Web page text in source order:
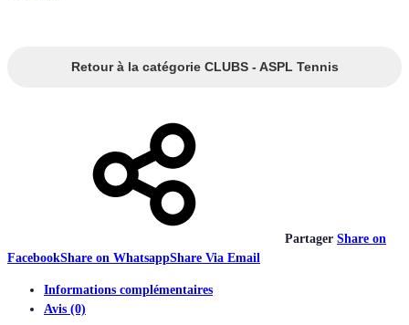
Retour à la catégorie CLUBS - ASPL Tennis
Partager Share on
FacebookShare on WhatsappShare Via Email
Informations complémentaires
Avis (0)